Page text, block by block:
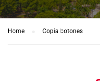
Home Copia botones